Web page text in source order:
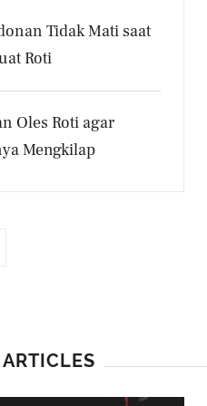
Tidak Mati saat
Roti
Oles Roti agar
Mengkilap